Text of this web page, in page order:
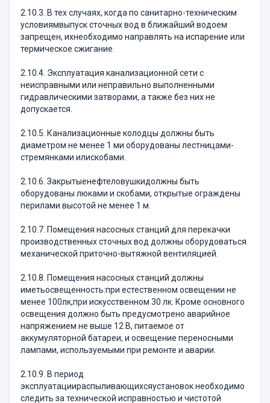
2.10.3. В тех случаях, когда по санитарно-техническим
условиямвыпуск сточных вод в ближайший водоем
запрещен, ихнеобходимо направлять на испарение или
термическое сжигание.
2.10.4. Эксплуатация канализационной сети с
неисправными или неправильно выполненными
гидравлическими затворами, а также без них не
допускается.
2.10.5. Канализационные колодцы должны быть
диаметром не менее 1 ми оборудованы лестницами-
стремянками илискобами.
2.10.6. Закрытыенефтеловушкидолжны быть
оборудованы люками и скобами, открытые ограждены
перилами высотой не менее 1 м.
2.10.7. Помещения насосных станций для перекачки
производственных сточных вод должны оборудоваться
механической приточно-вытяжной вентиляцией.
2.10.8. Помещения насосных станций должны
иметьосвещенность:при естественном освещении не
менее 100лк,при искусственном 30 лк. Кроме основного
освещения должно быть предусмотрено аварийное
напряжением не выше 12 В, питаемое от
аккумуляторной батареи, и освещение переносными
лампами, используемыми при ремонте и аварии.
2.10.9. В период
эксплуатациираспыливающихсяустановок необходимо
следить за технической исправностью и чистотой